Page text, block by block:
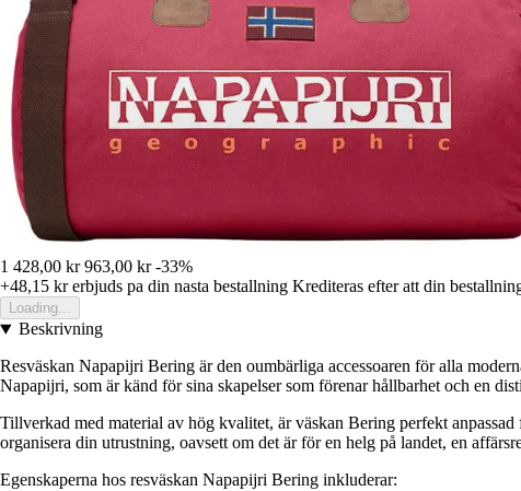
1 428,00 kr 963,00 kr -33%
+48,15 krerbjuds pa din nasta bestallning Krediteras efter att din
Loading...
Beskrivning
Resväskan Napapijri Bering är den oumbärliga accessoaren för alla
Napapijri, som är känd för sina skapelser som förenar hållbarhet och en
Tillverkad med material av hög kvalitet, är väskan Bering perfekt
organisera din utrustning, oavsett om det är för en helg på landet, en
Egenskaperna hos resväskan Napapijri Bering inkluderar: